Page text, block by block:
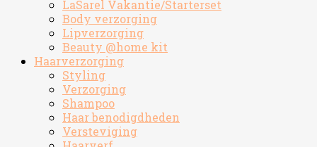
LaSarel Vakantie/Starterset
Body verzorging
Lipverzorging
Beauty @home kit
Haarverzorging
Styling
Verzorging
Shampoo
Haar benodigdheden
Versteviging